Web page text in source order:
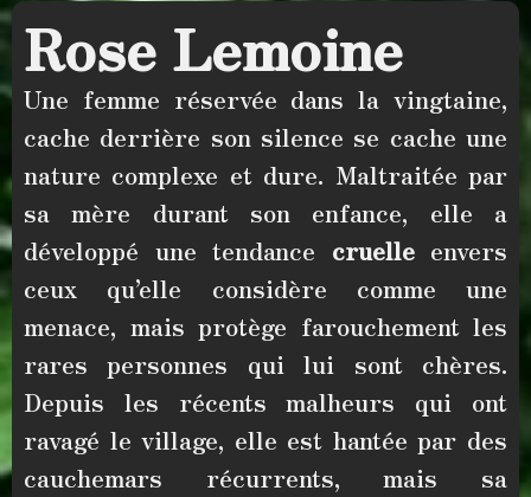
Rose Lemoine
Une femme réservée dansla vingtaine,
cache derrière son silence se cache une
nature complexe et dure. Maltraitée par
sa mère durant son enfance, elle a
développé une tendance cruelleenvers
ceux qu’elle considère comme une
menace, mais protège farouchement les
rares personnes qui lui sont chères.
Depuis les récents malheurs qui ont
ravagé le village, elle est hantée par des
cauchemars récurrents, mais sa